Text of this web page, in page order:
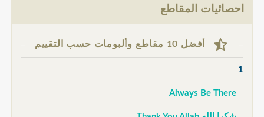
احصائيات المقاطع
أفضل 10 مقاطع وألبومات حسب التقييم
1
Always Be There